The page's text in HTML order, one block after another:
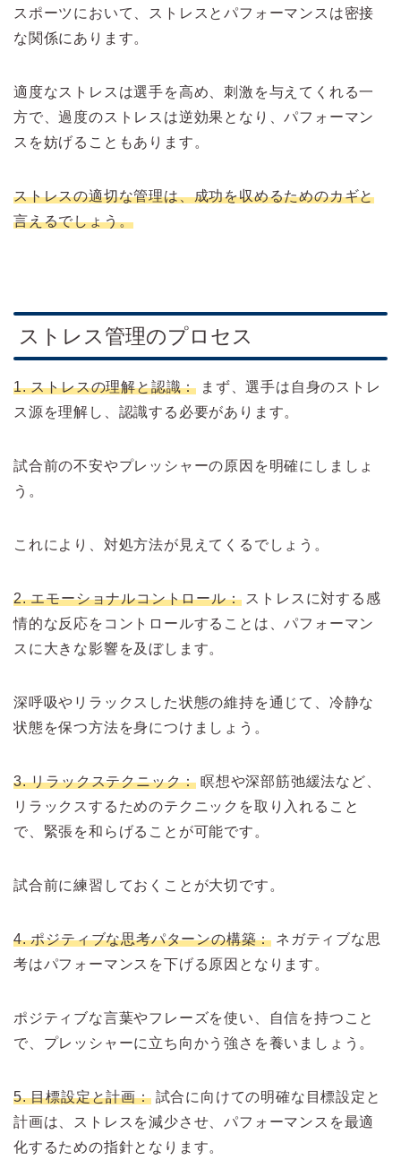
スポーツにおいて、ストレスとパフォーマンスは密接
な関係にあります。
適度なストレスは選手を高め、刺激を与えてくれる一
方で、過度のストレスは逆効果となり、パフォーマン
スを妨げることもあります。
ストレスの適切な管理は、成功を収めるためのカギと
言えるでしょう。
ストレス管理のプロセス
1. ストレスの理解と認識： まず、選手は自身のストレ
ス源を理解し、認識する必要があります。
試合前の不安やプレッシャーの原因を明確にしましょ
う。
これにより、対処方法が見えてくるでしょう。
2. エモーショナルコントロール：ストレスに対する感
情的な反応をコントロールすることは、パフォーマン
スに大きな影響を及ぼします。
深呼吸やリラックスした状態の維持を通じて、冷静な
状態を保つ方法を身につけましょう。
3. リラックステクニック： 瞑想や深部筋弛緩法など、
リラックスするためのテクニックを取り入れること
で、緊張を和らげることが可能です。
試合前に練習しておくことが大切です。
4. ポジティブな思考パターンの構築： ネガティブな思
考はパフォーマンスを下げる原因となります。
ポジティブな言葉やフレーズを使い、自信を持つこと
で、プレッシャーに立ち向かう強さを養いましょう。
5. 目標設定と計画：試合に向けての明確な目標設定と
計画は、ストレスを減少させ、パフォーマンスを最適
化するための指針となります。